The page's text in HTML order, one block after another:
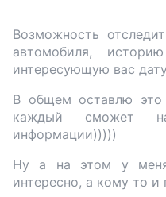
Возможность
автомобиля,
интересующую вас
В общем оставлю это
каждый сможет
информации)))))
Ну а на этом у
интересно, а кому то и